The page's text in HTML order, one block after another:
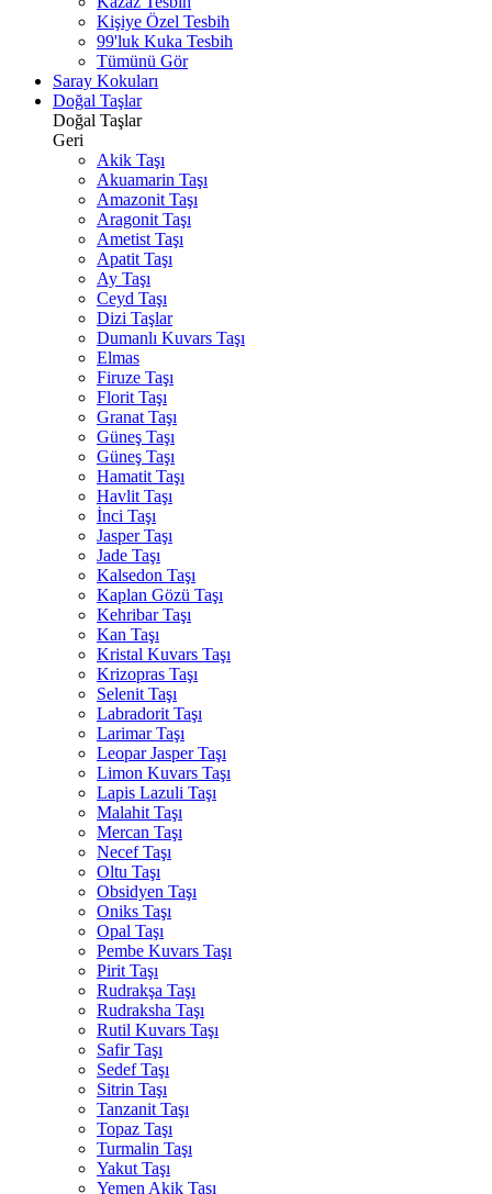
Kişiye Özel Tesbih
99'luk Kuka Tesbih
Tümünü Gör
Saray Kokuları
Doğal Taşlar
Doğal Taşlar
Geri
Akik Taşı
Akuamarin Taşı
Amazonit Taşı
Aragonit Taşı
Ametist Taşı
Apatit Taşı
Ay Taşı
Ceyd Taşı
Dizi Taşlar
Dumanlı Kuvars Taşı
Elmas
Firuze Taşı
Florit Taşı
Granat Taşı
Güneş Taşı
Güneş Taşı
Hamatit Taşı
Havlit Taşı
İnci Taşı
Jasper Taşı
Jade Taşı
Kalsedon Taşı
Kaplan Gözü Taşı
Kehribar Taşı
Kan Taşı
Kristal Kuvars Taşı
Krizopras Taşı
Selenit Taşı
Labradorit Taşı
Larimar Taşı
Leopar Jasper Taşı
Limon Kuvars Taşı
Lapis Lazuli Taşı
Malahit Taşı
Mercan Taşı
Necef Taşı
Oltu Taşı
Obsidyen Taşı
Oniks Taşı
Opal Taşı
Pembe Kuvars Taşı
Pirit Taşı
Rudrakşa Taşı
Rudraksha Taşı
Rutil Kuvars Taşı
Safir Taşı
Sedef Taşı
Sitrin Taşı
Tanzanit Taşı
Topaz Taşı
Turmalin Taşı
Yakut Taşı
Yemen Akik Taşı